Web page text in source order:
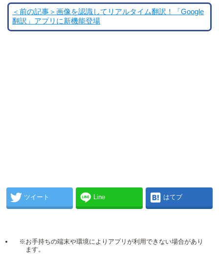
＜前の記事＞画像を認識してリアルタイム翻訳！「Google
翻訳」アプリに新機能登場
ツイート Line はてブ
※お手持ちの端末や環境によりアプリが利用できない場合があり
ます。